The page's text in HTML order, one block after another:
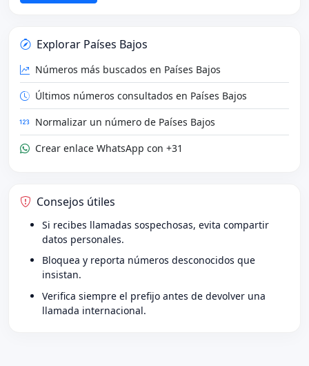
Explorar Países Bajos
Números más buscados en Países Bajos
Últimos números consultados en Países Bajos
Normalizar un número de Países Bajos
Crear enlace WhatsApp con +31
Consejos útiles
Si recibes llamadas sospechosas, evita compartir
datos personales.
Bloquea y reporta números desconocidos que
insistan.
Verifica siempre el prefijo antes de devolver una
llamada internacional.